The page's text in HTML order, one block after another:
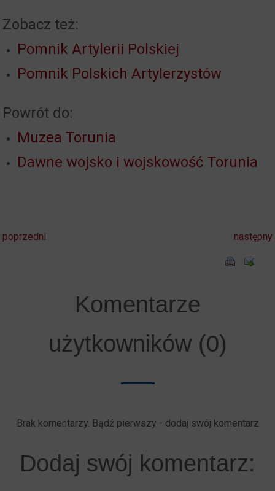
Zobacz też:
Pomnik Artylerii Polskiej
Pomnik Polskich Artylerzystów
Powrót do:
Muzea Torunia
Dawne wojsko i wojskowość Torunia
poprzedni następny
Komentarze
użytkowników (0)
Brak komentarzy. Bądź pierwszy - dodaj swój komentarz
Dodaj swój komentarz: